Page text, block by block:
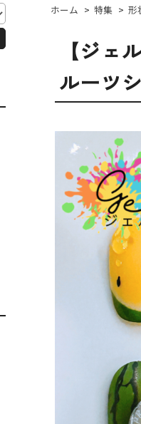
ホーム > 特集 > 形
【ジ
ルーツ